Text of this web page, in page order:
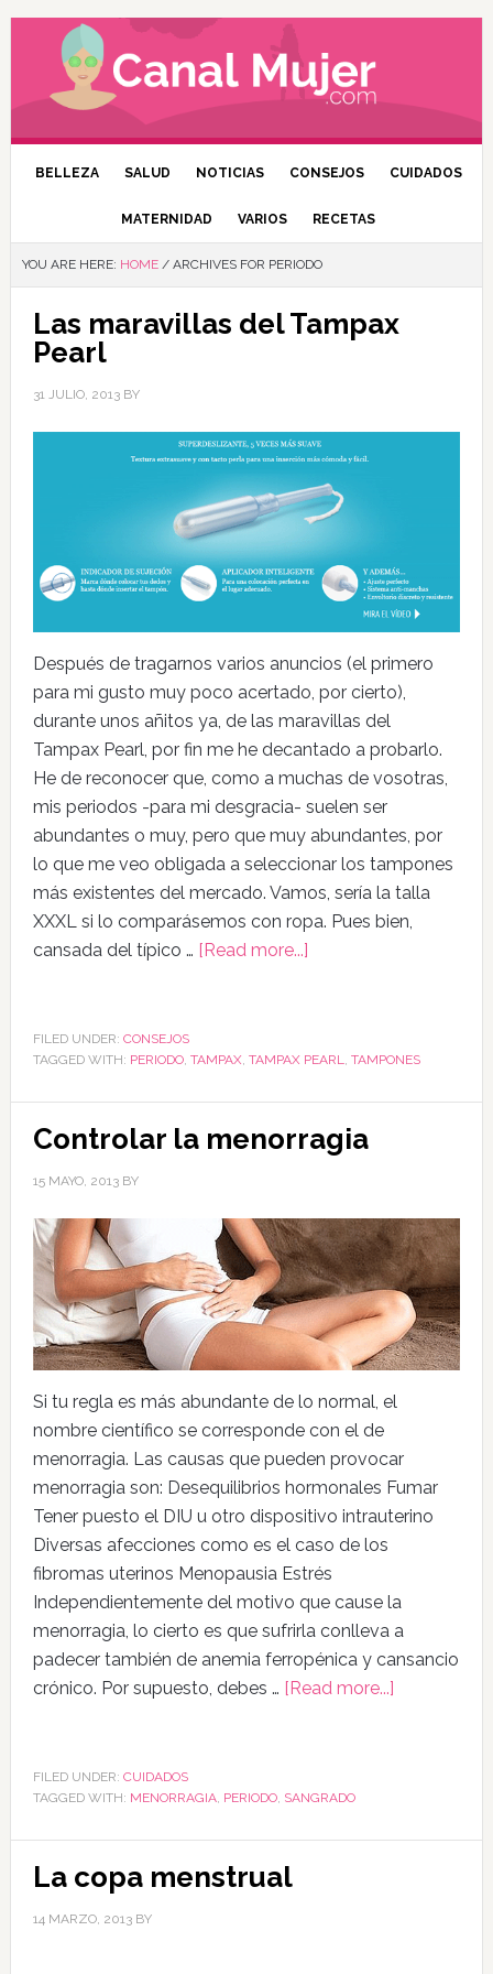
BELLEZA SALUD NOTICIAS CONSEJOS CUIDADOS
MATERNIDAD VARIOS RECETAS
YOU ARE HERE: HOME /ARCHIVES FOR PERIODO
Las maravillas del Tampax
Pearl
31 JULIO, 2013BY
Después de tragarnos varios anuncios (el primero
para mi gusto muy poco acertado, por cierto),
durante unos añitos ya, de las maravillas del
Tampax Pearl, por fin me he decantado a probarlo.
He de reconocer que, como a muchas de vosotras,
mis periodos -para mi desgracia- suelen ser
abundantes o muy, pero que muy abundantes, por
lo que me veo obligada a seleccionar los tampones
más existentes del mercado. Vamos, sería la talla
XXXL si lo comparásemos con ropa. Pues bien,
cansada del típico … [Read more...]
FILED UNDER: CONSEJOS
TAGGED WITH: PERIODO, TAMPAX, TAMPAX PEARL TAMPONES
Controlar la menorragia
15 MAYO, 2013BY
Si tu regla es más abundante de lo normal, el
nombre científico se corresponde con el de
menorragia. Las causas que pueden provocar
menorragia son: Desequilibrios hormonales Fumar
Tener puesto el DIU u otro dispositivo intrauterino
Diversas afecciones como es el caso de los
fibromas uterinos Menopausia Estrés
Independientemente del motivo que cause la
menorragia, lo cierto es que sufrirla conlleva a
padecer también de anemia ferropénica y cansancio
crónico. Por supuesto, debes … [Read more...]
FILED UNDER: CUIDADOS
TAGGED WITH: MENORRAGIA, PERIODO, SANGRADO
La copa menstrual
14 MARZO, 2013BY